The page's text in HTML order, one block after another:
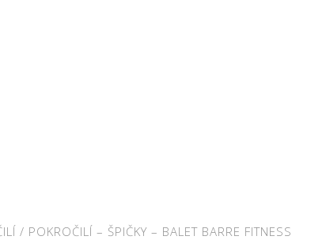
/ POKROČILÍ – ŠPIČKY – BALET BARRE FITNESS